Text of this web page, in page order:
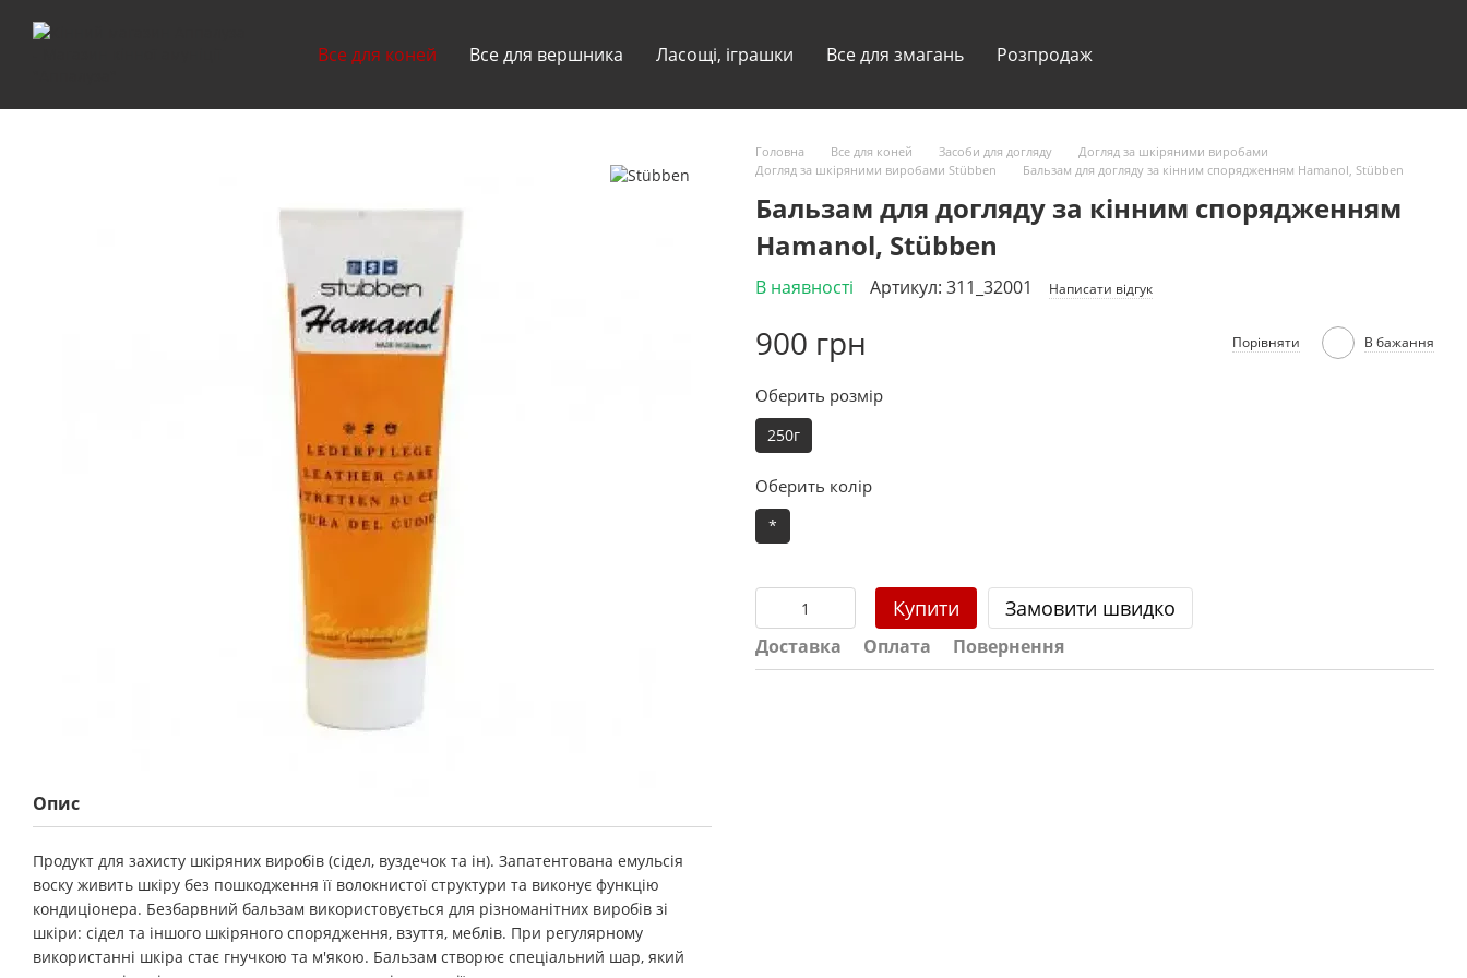
Все для коней Все для вершника Ласощі, іграшки Все для змагань Розпродаж
Опис
Продукт для захисту шкіряних виробів (сідел, вуздечок та ін). Запатентована емульсія
воску живить шкіру без пошкодження її волокнистої структури та виконує функцію
кондиціонера. Безбарвний бальзам використовується для різноманітних виробів зі
шкіри: сідел та іншого шкіряного спорядження, взуття, меблів. При регулярному
використанні шкіра стає гнучкою та м'якою. Бальзам створює спеціальний шар, який
Головна Все для коней Засоби для догляду
Догляд за шкіряними виробами
Догляд за шкіряними виробами Stübben
Бальзам для догляду за кінним спорядженням Hamanol, Stübben
Бальзам для догляду за кінним спорядженням
Hamanol, Stübben
В наявності Артикул: 311_32001 Написати відгук
900 грн Порівняти В бажання
Оберить розмір
250г
Оберить колір
*
Купити Замовити швидко
Доставка Оплата Повернення